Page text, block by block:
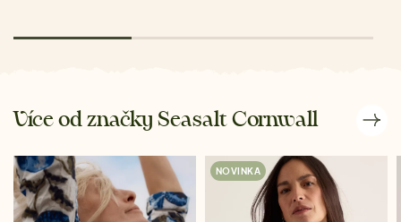
Více od značky Seasalt Cornwall
NOVINKA